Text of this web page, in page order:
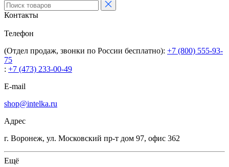
Контакты
Телефон
(Отдел продаж, звонки по России бесплатно): +7 (800) 555-93-
75
: +7 (473) 233-00-49
E-mail
shop@intelka.ru
Адрес
г. Воронеж, ул. Московский пр-т дом 97, офис 362
Ещё